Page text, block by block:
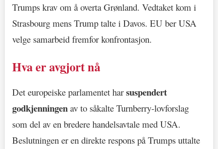
Trumps krav om å overta Grønland. Vedtaket kom i
Strasbourg mens Trump talte i Davos. EU ber USA
velge samarbeid fremfor konfrontasjon.
Hva er avgjort nå
Det europeiske parlamentet harsuspendert
godkjenningen av to såkalte Turnberry-lovforslag
som del av en bredere handelsavtale med USA.
Beslutningen er en direkte respons på Trumps uttalte